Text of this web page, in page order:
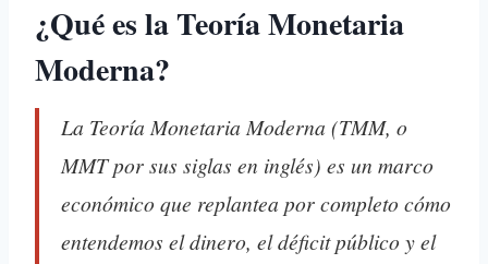
¿Qué es la Teoría Monetaria
Moderna?
La Teoría Monetaria Moderna (TMM, o
MMT por sus siglas en inglés) es un marco
económico que replantea por completo cómo
entendemos el dinero, el déficit público y el